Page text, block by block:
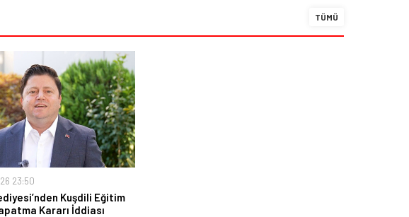
TÜMÜ
23:50
Kuşdili Eğitim
Kararı İddiası